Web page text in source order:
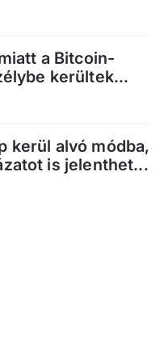
a Bitcoin-
kerültek...
kerül alvó módba,
is jelenthet...